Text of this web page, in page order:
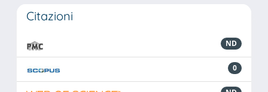
Citazioni
ND
0